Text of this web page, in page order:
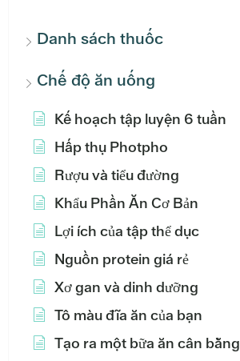
Danh sách thuốc
Chế độ ăn uống
Kế hoạch tập luyện 6 tuần
Hấp thụ Photpho
Rượu và tiểu đường
Khẩu Phần Ăn Cơ Bản
Lợi ích của tập thể dục
Nguồn protein giá rẻ
Xơ gan và dinh dưỡng
Tô màu đĩa ăn của bạn
Tạo ra một bữa ăn cân bằng